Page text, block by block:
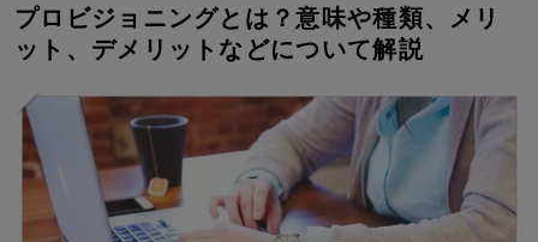
プロビジョニングとは？意味や種類、メリ
ット、デメリットなどについて解説